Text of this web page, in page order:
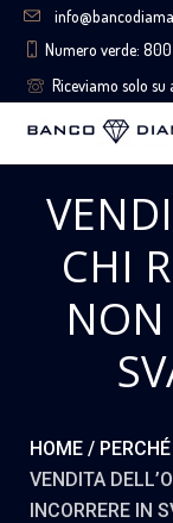
Numero verde:
Riceviamo solo
CHI
NON
HOME /
VENDITA
INCORRERE IN